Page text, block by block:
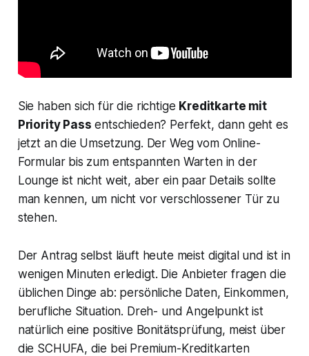
Sie haben sich für die richtige Kreditkarte mit
Priority Pass entschieden? Perfekt, dann geht es
jetzt an die Umsetzung. Der Weg vom Online-
Formular bis zum entspannten Warten in der
Lounge ist nicht weit, aber ein paar Details sollte
man kennen, um nicht vor verschlossener Tür zu
stehen.
Der Antrag selbst läuft heute meist digital und ist in
wenigen Minuten erledigt. Die Anbieter fragen die
üblichen Dinge ab: persönliche Daten, Einkommen,
berufliche Situation. Dreh- und Angelpunkt ist
natürlich eine positive Bonitätsprüfung, meist über
die SCHUFA, die bei Premium-Kreditkarten